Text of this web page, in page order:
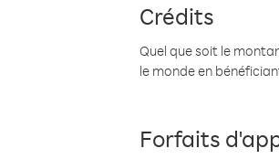
Crédits
Quel que soit le
le monde en
Forfaits